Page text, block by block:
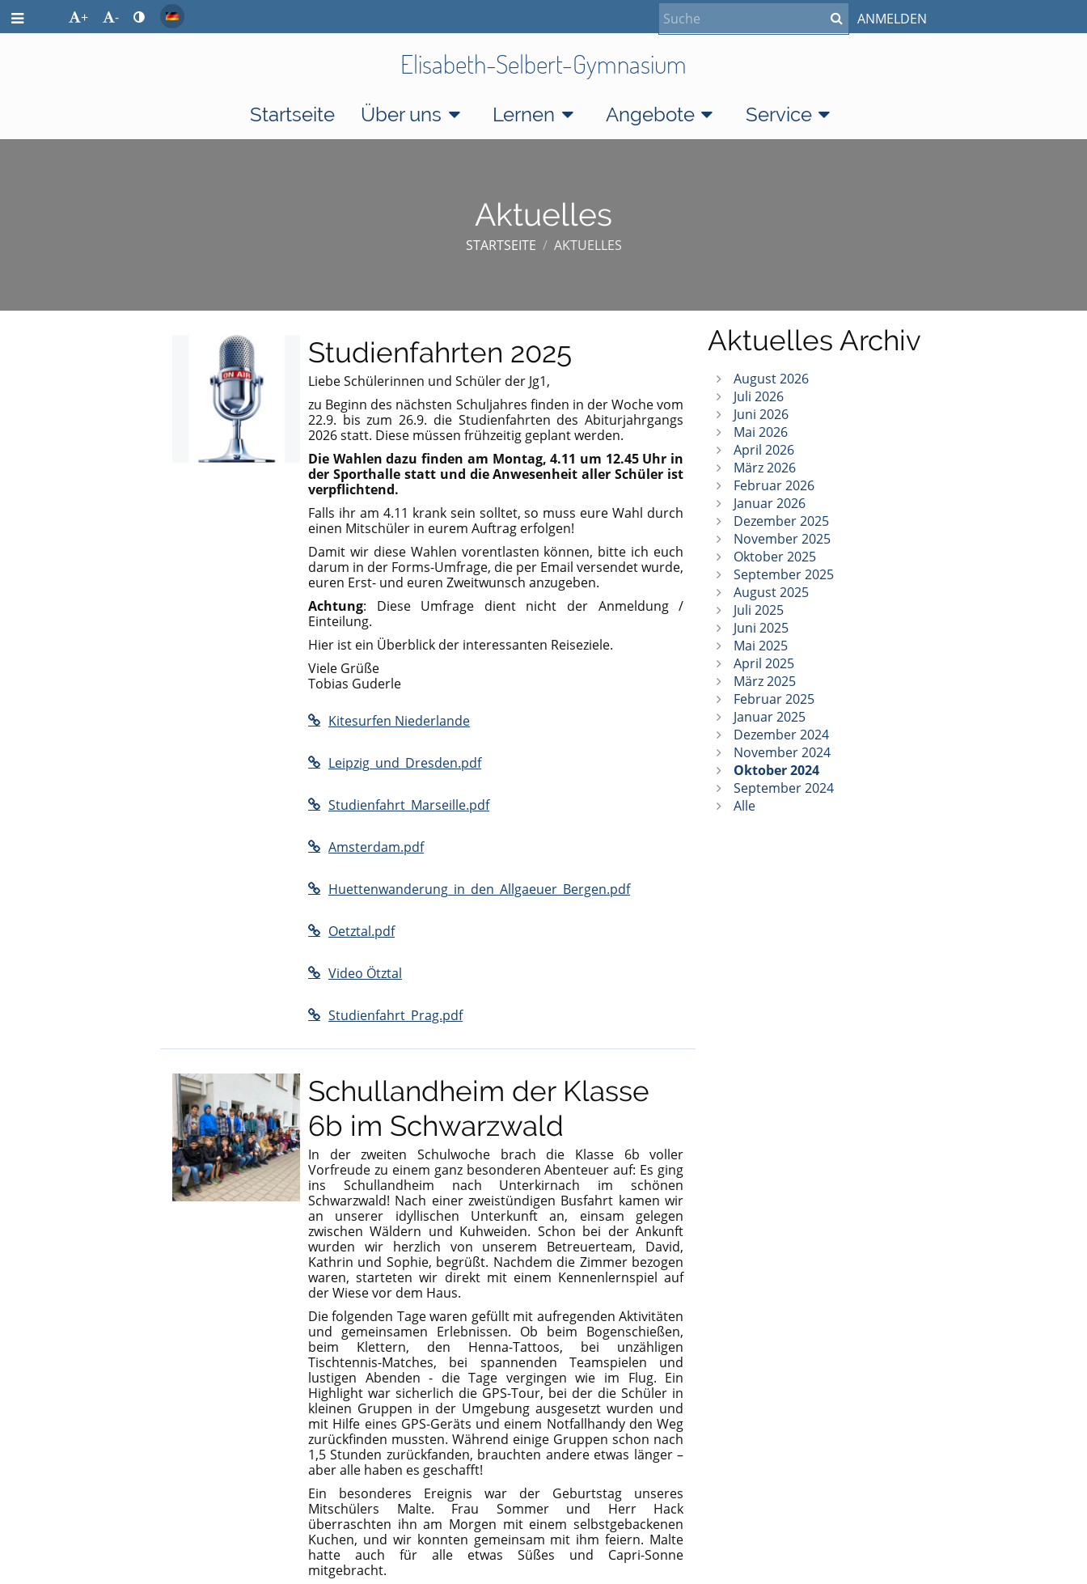
+ - ANMELDEN
Elisabeth-Selbert-Gymnasium
Startseite Über uns Lernen Angebote Service
Aktuelles
STARTSEITE / AKTUELLES
Aktuelles Studienfahrten 2025
Liebe Schülerinnen und Schüler der Jg1,
zu Beginn des nächsten Schuljahres finden in der Woche vom
22.9. bis zum 26.9. die Studienfahrten des Abiturjahrgangs
2026 statt. Diese müssen frühzeitig geplant werden.
Die Wahlen dazu finden am Montag, 4.11 um 12.45 Uhr in
der Sporthalle statt und die Anwesenheit aller Schüler ist
verpflichtend.
Falls ihr am 4.11 krank sein solltet, so muss eure Wahl durch
einen Mitschüler in eurem Auftrag erfolgen!
Damit wir diese Wahlen vorentlasten können, bitte ich euch
darum in der Forms-Umfrage, die per Email versendet wurde,
euren Erst- und euren Zweitwunsch anzugeben.
Achtung: Diese Umfrage dient nicht der Anmeldung /
Einteilung.
Hier ist ein Überblick der interessanten Reiseziele.
Viele Grüße
Tobias Guderle
Kitesurfen Niederlande
Leipzig_und_Dresden.pdf
Studienfahrt_Marseille.pdf
Amsterdam.pdf
Huettenwanderung_in_den_Allgaeuer_Bergen.pdf
Oetztal.pdf
Video Ötztal
Studienfahrt_Prag.pdf
Schullandheim der Klasse
6b im Schwarzwald
In der zweiten Schulwoche brach die Klasse 6b voller
Vorfreude zu einem ganz besonderen Abenteuer auf: Es ging
ins Schullandheim nach Unterkirnach im schönen
Schwarzwald! Nach einer zweistündigen Busfahrt kamen wir
an unserer idyllischen Unterkunft an, einsam gelegen
zwischen Wäldern und Kuhweiden. Schon bei der Ankunft
wurden wir herzlich von unserem Betreuerteam, David,
Kathrin und Sophie, begrüßt. Nachdem die Zimmer bezogen
waren, starteten wir direkt mit einem Kennenlernspiel auf
der Wiese vor dem Haus.
Die folgenden Tage waren gefüllt mit aufregenden Aktivitäten
und gemeinsamen Erlebnissen. Ob beim Bogenschießen,
beim Klettern, den Henna-Tattoos, bei unzähligen
Tischtennis-Matches, bei spannenden Teamspielen und
lustigen Abenden - die Tage vergingen wie im Flug. Ein
Highlight war sicherlich die GPS-Tour, bei der die Schüler in
kleinen Gruppen in der Umgebung ausgesetzt wurden und
mit Hilfe eines GPS-Geräts und einem Notfallhandy den Weg
zurückfinden mussten. Während einige Gruppen schon nach
1,5 Stunden zurückfanden, brauchten andere etwas länger –
aber alle haben es geschafft!
Ein besonderes Ereignis war der Geburtstag unseres
Mitschülers Malte. Frau Sommer und Herr Hack
überraschten ihn am Morgen mit einem selbstgebackenen
Kuchen, und wir konnten gemeinsam mit ihm feiern. Malte
hatte auch für alle etwas Süßes und Capri-Sonne
mitgebracht.
Aktuelles Archiv
August 2026
Juli 2026
Juni 2026
Mai 2026
April 2026
März 2026
Februar 2026
Januar 2026
Dezember 2025
November 2025
Oktober 2025
September 2025
August 2025
Juli 2025
Juni 2025
Mai 2025
April 2025
März 2025
Februar 2025
Januar 2025
Dezember 2024
November 2024
Oktober 2024
September 2024
Alle